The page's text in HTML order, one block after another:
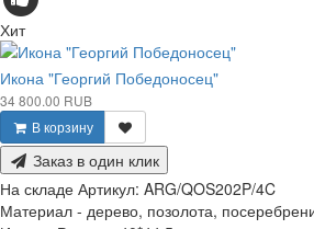
Хит
Икона "Георгий Победоносец"
34 800.00 RUB
В корзину
Заказ в один клик
На складе Артикул: ARG/QOS202P/4C
Материал - дерево, позолота,